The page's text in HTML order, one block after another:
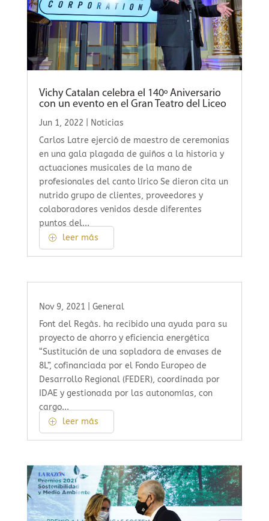
Vichy Catalan celebra el 140º Aniversario
con un evento en el Gran Teatro del Liceo
Jun 1, 2022
Noticias
Carlos Latre ejerció de maestro de ceremonias
en una gala plagada de guiños a la historia y
actuaciones musicales de la mano de
profesionales del canto lírico Se dieron cita un
nutrido grupo de clientes, proveedores y
colaboradores venidos desde diferentes
puntos del...
leer más
Nov 9, 2021
General
Font del Regàs. ha recibido una ayuda para su
proyecto de ahorro y eficiencia energética
“Sustitución de una sopladora de envases de
8L”, cofinanciada por el Fondo Europeo de
Desarrollo Regional (FEDER), coordinada por
IDAE y gestionada por las autonomías, con
cargo...
leer más